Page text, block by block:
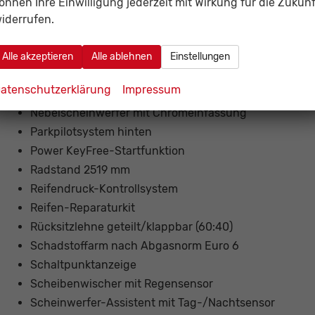
LM-Felgen 6x16 (6x2-Speichen)
Mittelarmlehne vorn mit Staufach und 12V-Anschluß
Nebelscheinwerfer
Nebelscheinwerfer mit Chromeinfassung
Parkpilotsystem hinten
Power KeyFree-Startfunktion
Radstand 2519 mm
Reifendruck-Kontrollsystem
Reifen-Reparaturkit
Rücksitzlehne geteilt/klappbar (60:40)
Schadstoffarm nach Abgasnorm Euro 6
Schaltpunktanzeige
Scheibenwischer mit Regensensor
Scheinwerfer-Assistent mit Tag-/Nachtsensor
Alle akzeptieren Alle ablehnen Einstellungen
Impressum